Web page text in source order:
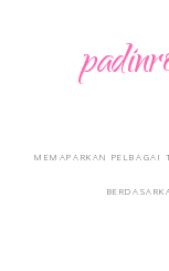
MEMAPARKAN